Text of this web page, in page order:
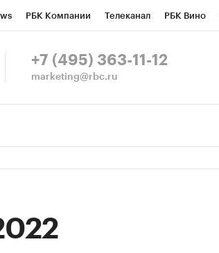
РБК Компании Телеканал РБК Вино
СПб Спецпроекты
+7 (495) 363-11-12
marketing@rbc.ru